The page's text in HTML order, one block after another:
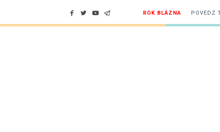
ROK BLÁZNA POVEDZ